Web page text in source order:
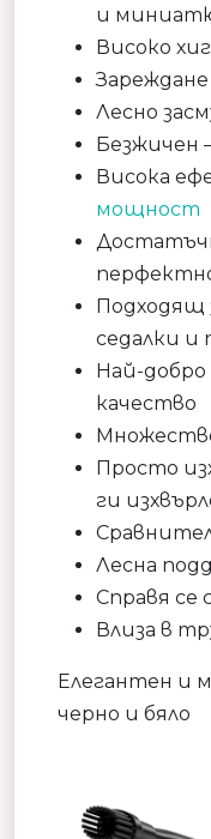
и
Високо
Зареждане
Лесно
Безжичен
Висока
мощност
Подходящ
седалки и
Най-
качество
Просто
ги
Лесна
Справя се
Влиза в
Елегантен и
черно и бяло